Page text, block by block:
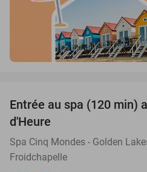
Entrée au spa (120 min)
d'Heure
Spa Cinq Mondes - Golden
Froidchapelle